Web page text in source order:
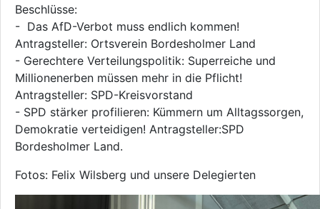
Beschlüsse:
- Das AfD-Verbot muss endlich kommen!
Antragsteller: Ortsverein Bordesholmer Land
- Gerechtere Verteilungspolitik: Superreiche und
Millionenerben müssen mehr in die Pflicht!
Antragsteller: SPD-Kreisvorstand
- SPD stärker profilieren: Kümmern um Alltagssorgen,
Demokratie verteidigen! Antragsteller:SPD
Bordesholmer Land.
Fotos: Felix Wilsberg und unsere Delegierten